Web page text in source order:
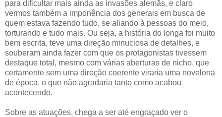
para dificultar mais ainda as invasões alemãs, e claro
vermos também a imponência dos generais em busca de
quem estava fazendo tudo, se aliando à pessoas do meio,
torturando e tudo mais. Ou seja, a história do longa foi muito
bem escrita, teve uma direção minuciosa de detalhes, e
souberam ainda fazer com que os protagonistas tivessem
destaque total, mesmo com várias aberturas de nicho, que
certamente sem uma direção coerente viraria uma novelona
de época, o que não agradaria tanto como acabou
acontecendo.
Sobre as atuações, chega a ser até engraçado ver o